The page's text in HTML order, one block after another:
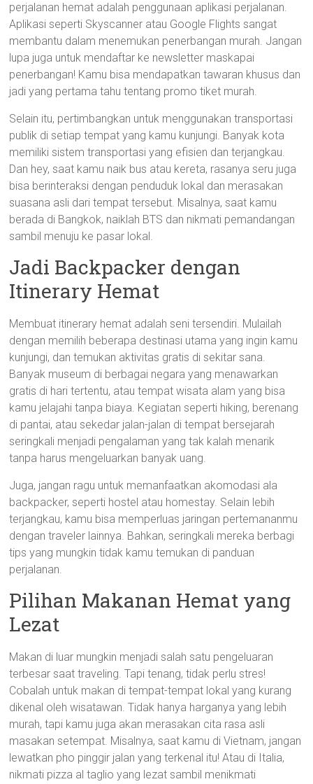
perjalanan hemat adalah penggunaan aplikasi perjalanan.
Aplikasi seperti Skyscanner atau Google Flights sangat
membantu dalam menemukan penerbangan murah. Jangan
lupa juga untuk mendaftar ke newsletter maskapai
penerbangan! Kamu bisa mendapatkan tawaran khusus dan
jadi yang pertama tahu tentang promo tiket murah.
Selain itu, pertimbangkan untuk menggunakan transportasi
publik di setiap tempat yang kamu kunjungi. Banyak kota
memiliki sistem transportasi yang efisien dan terjangkau.
Dan hey, saat kamu naik bus atau kereta, rasanya seru juga
bisa berinteraksi dengan penduduk lokal dan merasakan
suasana asli dari tempat tersebut. Misalnya, saat kamu
berada di Bangkok, naiklah BTS dan nikmati pemandangan
sambil menuju ke pasar lokal.
Jadi Backpacker dengan
Itinerary Hemat
Membuat itinerary hemat adalah seni tersendiri. Mulailah
dengan memilih beberapa destinasi utama yang ingin kamu
kunjungi, dan temukan aktivitas gratis di sekitar sana.
Banyak museum di berbagai negara yang menawarkan
gratis di hari tertentu, atau tempat wisata alam yang bisa
kamu jelajahi tanpa biaya. Kegiatan seperti hiking, berenang
di pantai, atau sekedar jalan-jalan di tempat bersejarah
seringkali menjadi pengalaman yang tak kalah menarik
tanpa harus mengeluarkan banyak uang.
Juga, jangan ragu untuk memanfaatkan akomodasi ala
backpacker, seperti hostel atau homestay. Selain lebih
terjangkau, kamu bisa memperluas jaringan pertemananmu
dengan traveler lainnya. Bahkan, seringkali mereka berbagi
tips yang mungkin tidak kamu temukan di panduan
perjalanan.
Pilihan Makanan Hemat yang
Lezat
Makan di luar mungkin menjadi salah satu pengeluaran
terbesar saat traveling. Tapi tenang, tidak perlu stres!
Cobalah untuk makan di tempat-tempat lokal yang kurang
dikenal oleh wisatawan. Tidak hanya harganya yang lebih
murah, tapi kamu juga akan merasakan cita rasa asli
masakan setempat. Misalnya, saat kamu di Vietnam, jangan
lewatkan pho pinggir jalan yang terkenal itu! Atau di Italia,
nikmati pizza al taglio yang lezat sambil menikmati